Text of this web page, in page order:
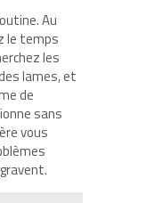
Au
le temps
les
lames, et
de
sans
vous